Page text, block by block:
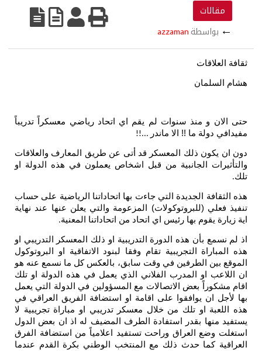
مقالات
← بواسطة azzaman
ثقافة العلاقات
هشام السلمان
حتى الان و منذ سنوات لم يقم اي اتحاد رياضي معسكراً تدريباً
مفيدافي دولة ما !! الا ماندر ...!!
دون ان يكون ذلك المعسكر قد أتى عن طريق المعارف والعلاقات
والتأثيرات الجانبية من قبل اشخاص يعملون في هذه الدولة او
تلك.
هذه الثقافة الجديدة التي جاءت بها اتحاداتنا الرياضية على حساب
تنفيذ فعلي (للبروتوكولات) المزعومة والتي يعلن عنها عند نهاية
اية زيارة يقوم بها رئيس اي اتحاد من اتحاداتنا المعنية.
اذ لم نسمع بأن هذه الدورة التدريبية او ذلك المعسكر التدريبي او
هذه المباراة التجريبية تقام وفقا لبنود الاتفاقية او البروتوكول
الموقع بين الطرفين في وقت سابق، بالعكس كل ما نسمع عنه هو
ان اللاعب او المدرب الفلاني الذي يعمل في هذه الدولة او تلك
اقام مشكوراً بعض الاتصالات مع المسؤولين في الدولة التي يعمل
بها لأجل ان يوافقوا على اقامة او استضافة الفريق العراقي في
هذه اللعبة او تلك من خلال معسكر تدريبي او مباراة تجريبية لا
يستفيد منها بقدر استفادة الطرف المضيف له اذ ان بعض الدول
استغلت وضع العراق وراحت تستفيد اعلامياً من استضافة الفرق
العراقية كما حدث ذلك مع المنتخب الوطني بكرة القدم عندما